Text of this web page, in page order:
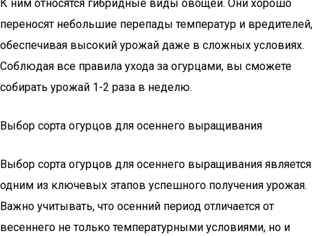
К ним относятся гибридные виды овощей. Они хорошо
переносят небольшие перепады температур и вредителей,
обеспечивая высокий урожай даже в сложных условиях.
Соблюдая все правила ухода за огурцами, вы сможете
собирать урожай 1-2 раза в неделю.
Выбор сорта огурцов для осеннего выращивания
Выбор сорта огурцов для осеннего выращивания является
одним из ключевых этапов успешного получения урожая.
Важно учитывать, что осенний период отличается от
весеннего не только температурными условиями, но и